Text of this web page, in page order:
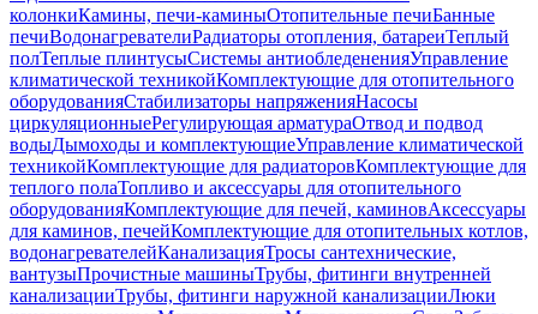
колонкиКамины, печи-каминыОтопительные печиБанные
печиВодонагревателиРадиаторы отопления, батареиТеплый
полТеплые плинтусыСистемы антиобледененияУправление
климатической техникойКомплектующие для отопительного
оборудованияСтабилизаторы напряженияНасосы
циркуляционныеРегулирующая арматураОтвод и подвод
водыДымоходы и комплектующиеУправление климатической
техникойКомплектующие для радиаторовКомплектующие для
теплого полаТопливо и аксессуары для отопительного
оборудованияКомплектующие для печей, каминовАксессуары
для каминов, печейКомплектующие для отопительных котлов,
водонагревателейКанализацияТросы сантехнические,
вантузыПрочистные машиныТрубы, фитинги внутренней
канализацииТрубы, фитинги наружной канализацииЛюки